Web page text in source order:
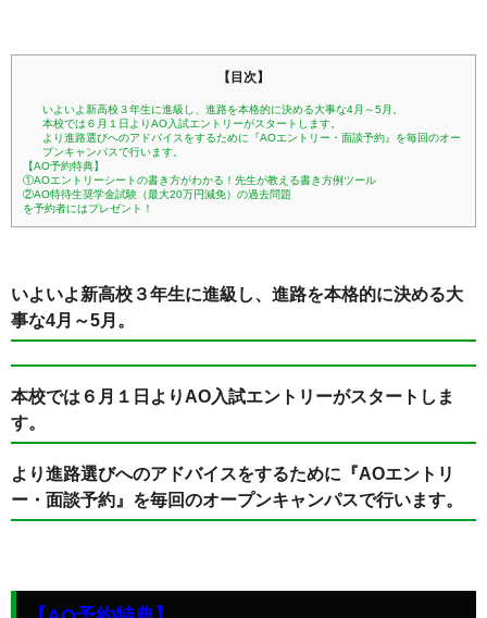
【目次】
いよいよ新高校３年生に進級し、進路を本格的に決める大事な4月～5月。
本校では６月１日よりAO入試エントリーがスタートします。
より進路選びへのアドバイスをするために『AOエントリー・面談予約』を毎回のオー
プンキャンパスで行います。
【AO予約特典】
①AOエントリーシートの書き方がわかる！先生が教える書き方例ツール
②AO特待生奨学金試験（最大20万円減免）の過去問題
を予約者にはプレゼント！
いよいよ新高校３年生に進級し、進路を本格的に決める大
事な4月～5月。
本校では６月１日よりAO入試エントリーがスタートしま
す。
より進路選びへのアドバイスをするために『AOエントリ
ー・面談予約』を毎回のオープンキャンパスで行います。